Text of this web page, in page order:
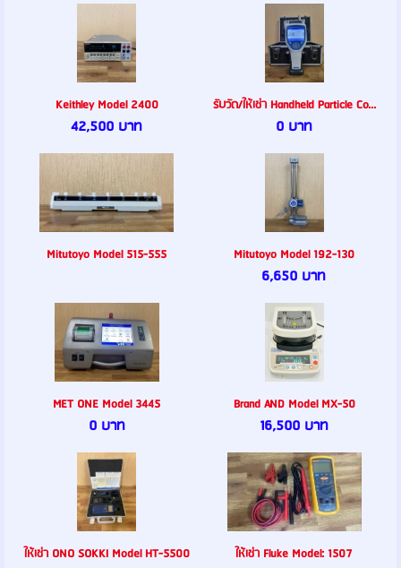
Keithley Model 2400
42,500 บาท
รับวัด/ให้เช่า Handheld Particle Co...
0 บาท
Mitutoyo Model 515-555 Mitutoyo Model 192-130
6,650 บาท
MET ONE Model 3445
0 บาท
Brand AND Model MX-50
16,500 บาท
ให้เช่า ONO SOKKI Model HT-5500 ให้เช่า Fluke Model: 1507